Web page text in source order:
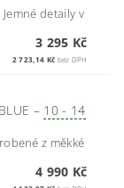
detaily v
3 295 Kč
2 723,14 Kč bez DPH
– 10 - 14
z měkké
4 990 Kč